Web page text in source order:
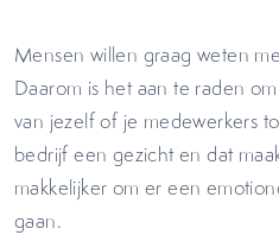
Mensen willen graag weten
Daarom is het aan te raden
van jezelf of je medewerkers
bedrijf een gezicht en dat
makkelijker om er een
gaan.